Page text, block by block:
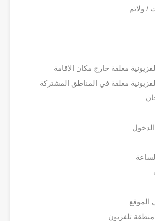
/ ولائم
مغلقة خارج مكان الإقامة
مغلقة في المناطق المشتركة
الموقع
تلفزيون